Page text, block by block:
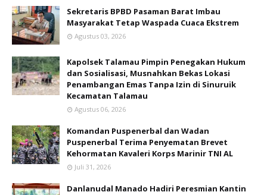
Sekretaris BPBD Pasaman Barat Imbau
Masyarakat Tetap Waspada Cuaca Ekstrem
Agustus 03, 2026
Kapolsek Talamau Pimpin Penegakan Hukum
dan Sosialisasi, Musnahkan Bekas Lokasi
Penambangan Emas Tanpa Izin di Sinuruik
Kecamatan Talamau
Agustus 06, 2026
Komandan Puspenerbal dan Wadan
Puspenerbal Terima Penyematan Brevet
Kehormatan Kavaleri Korps Marinir TNI AL
Juli 31, 2026
Danlanudal Manado Hadiri Peresmian Kantin